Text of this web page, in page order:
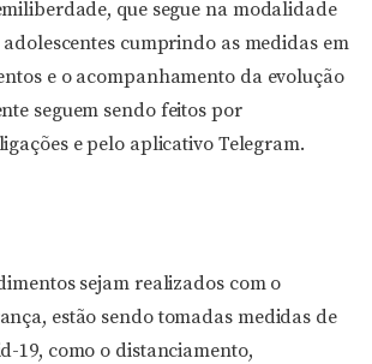
que segue na modalidade
cumprindo as medidas em
e o acompanhamento da evolução
seguem sendo feitos por
e pelo aplicativo Telegram.
sejam realizados com o
estão sendo tomadas medidas de
19, como o distanciamento,